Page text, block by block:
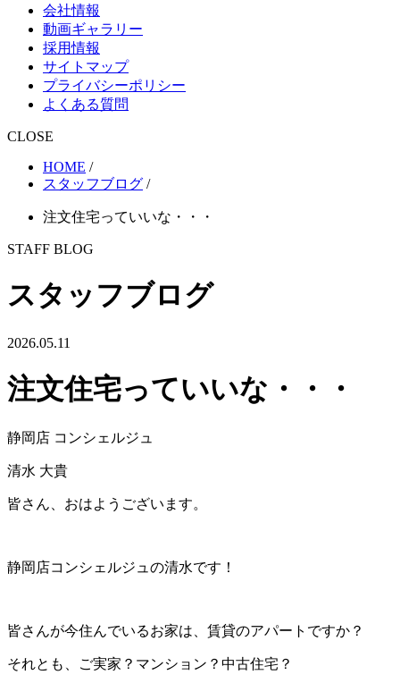
会社情報
動画ギャラリー
採用情報
サイトマップ
プライバシーポリシー
よくある質問
CLOSE
HOME /
スタッフブログ /
注文住宅っていいな・・・
STAFF BLOG
スタッフブログ
2026.05.11
注文住宅っていいな・・・
静岡店 コンシェルジュ
清水 大貴
皆さん、おはようございます。
静岡店コンシェルジュの清水です！
皆さんが今住んでいるお家は、賃貸のアパートですか？
それとも、ご実家？マンション？中古住宅？